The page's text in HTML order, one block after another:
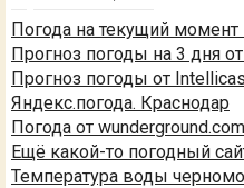
Погода на текущий момент
Прогноз погоды на 3 дня
Прогноз погоды от
Яндекс.погода. Краснодар
Погода от
Ещё какой-то погодный
Температура воды